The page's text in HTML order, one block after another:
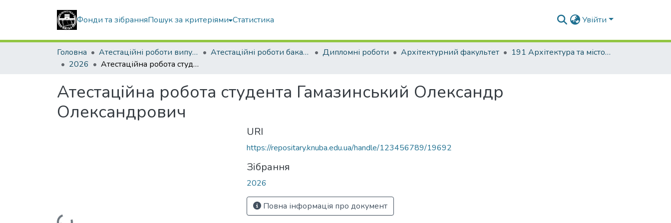
Фонди та зібранняПошук за критеріями Статистика Увійти
Головна Атестаційні роботи випускників Атестаційні роботи бакалаврів Дипломні роботи Архітектурний факультет
191 Архітектура та містобудування. Дизайн архітектурного середовища
2026
Атестаційна робота студента Гамазинський Олександр Олександрович
Атестаційна робота студента Гамазинський Олександр
Олександрович
URI
https://repositary.knuba.edu.ua/handle/123456789/19692
Зібрання
2026
Повна інформація про документ